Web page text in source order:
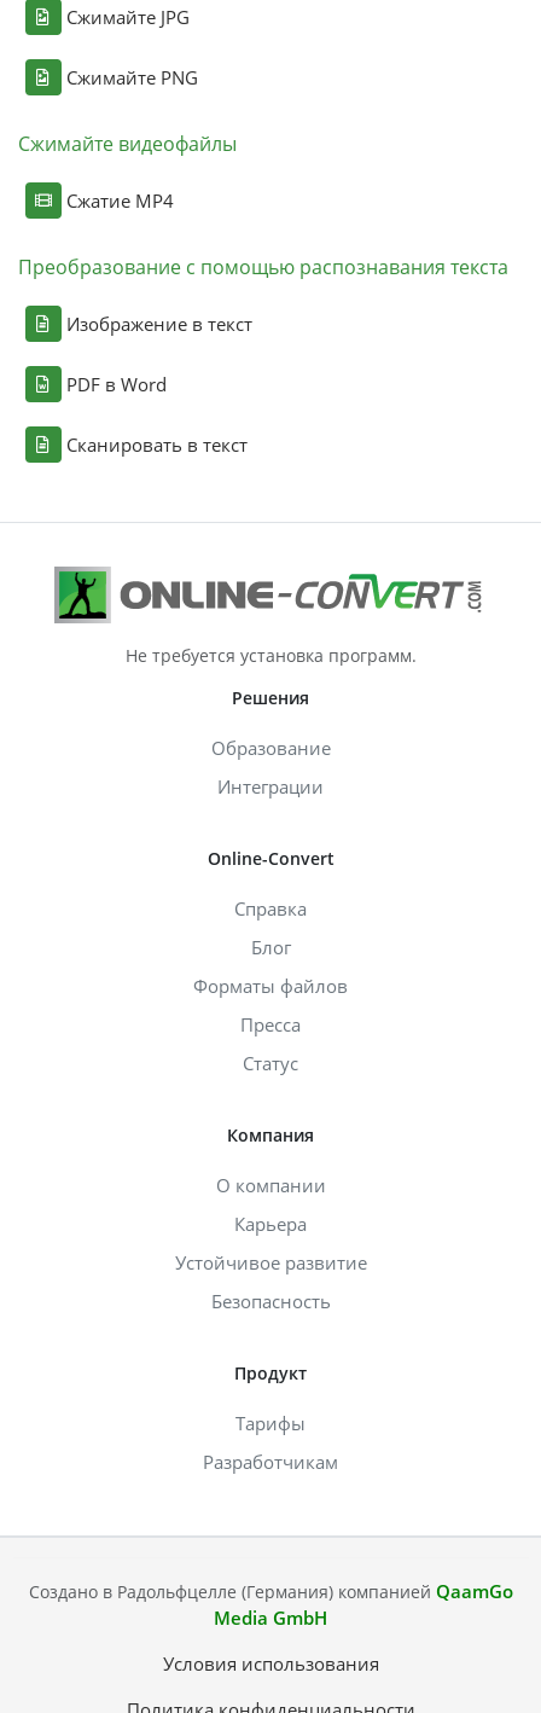
Сжимайте JPG
Сжимайте PNG
Сжимайте видеофайлы
Сжатие MP4
Преобразование с помощью распознавания текста
Изображение в текст
PDF в Word
Сканировать в текст
Не требуется установка программ.
Решения
Образование
Интеграции
Online-Convert
Справка
Блог
Форматы файлов
Пресса
Статус
Компания
О компании
Карьера
Устойчивое развитие
Безопасность
Продукт
Тарифы
Разработчикам
Создано в Радольфцелле (Германия) компанией QaamGo
Media GmbH
Условия использования